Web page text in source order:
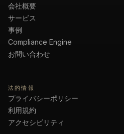
会社概要
サービス
事例
Compliance Engine
お問い合わせ
法的情報
プライバシーポリシー
利用規約
アクセシビリティ